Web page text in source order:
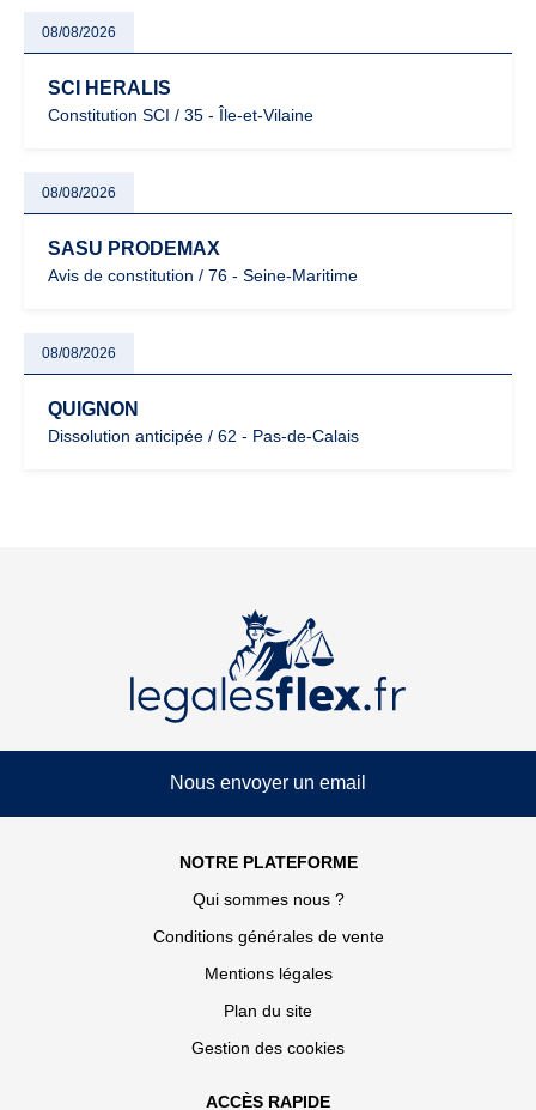
08/08/2026
SCI HERALIS
Constitution SCI / 35 - Île-et-Vilaine
08/08/2026
SASU PRODEMAX
Avis de constitution / 76 - Seine-Maritime
08/08/2026
QUIGNON
Dissolution anticipée / 62 - Pas-de-Calais
Nous envoyer un email
NOTRE PLATEFORME
Qui sommes nous ?
Conditions générales de vente
Mentions légales
Plan du site
Gestion des cookies
ACCÈS RAPIDE